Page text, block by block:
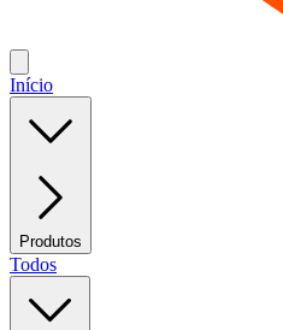
Início
Produtos
Todos